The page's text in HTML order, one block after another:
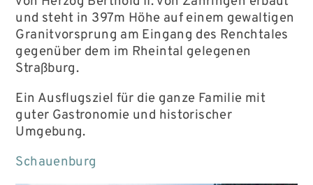
und steht in 397m Höhe auf einem gewaltigen
Granitvorsprung am Eingang des Renchtales
gegenüber dem im Rheintal gelegenen
Straßburg.
Ein Ausflugsziel für die ganze Familie mit
guter Gastronomie und historischer
Umgebung.
Schauenburg